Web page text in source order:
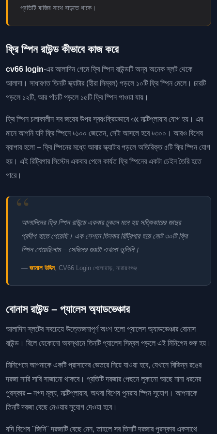
প্রতিটি বাজির সাথে বাড়তে থাকে।
ফ্রি স্পিন রাউন্ড কীভাবে কাজ করে
cv66 login-এর আলাদিন গেমে ফ্রি স্পিন রাউন্ডটি অন্য অনেক স্লট থেকে
আলাদা। সাধারণত তিনটি স্ক্যাটার (হীরা সিম্বল) পড়লে ১০টি ফ্রি স্পিন মেলে। চারটি
পড়লে ১২টি, আর পাঁচটি পড়লে ১৫টি ফ্রি স্পিন পাওয়া যায়।
ফ্রি স্পিন চলাকালীন সব জয়ের উপর স্বয়ংক্রিয়ভাবে ৩x মাল্টিপ্লায়ার যোগ হয়। এর
মানে আপনি যদি ফ্রি স্পিনে ৳১০০ জেতেন, সেটা আসলে হবে ৳৩০০। আরও বিশেষ
ব্যাপার হলো – ফ্রি স্পিনের মধ্যে আবার স্ক্যাটার পড়লে অতিরিক্ত ৫টি ফ্রি স্পিন যোগ
হয়। এই রিট্রিগার সিস্টেম একবার পেলে কার্যত ফ্রি স্পিনের একটা চেইন তৈরি হতে
পারে।
আলাদিনের ফ্রি স্পিন রাউন্ডে একবার ঢুকলে মনে হয় সত্যিকারের জাদুর
প্রদীপ হাতে পেয়েছি। এক সেশনে তিনবার রিট্রিগার হয়ে মোট ৩০টি ফ্রি
স্পিন পেয়েছিলাম – সেদিনের জয়টা এখনো ভুলিনি।
— জামাল উদ্দিন, CV66 Login খেলোয়াড়, নারায়ণগঞ্জ
বোনাস রাউন্ড – প্যালেস অ্যাডভেঞ্চার
আলাদিন স্লটের সবচেয়ে উত্তেজনাপূর্ণ অংশ হলো প্যালেস অ্যাডভেঞ্চার বোনাস
রাউন্ড। রিলে যেকোনো অবস্থানে তিনটি প্যালেস সিম্বল পড়লে এই মিনিগেম শুরু হয়।
মিনিগেমে আপনাকে একটি প্রাসাদের ভেতরে নিয়ে যাওয়া হবে, যেখানে বিভিন্ন রঙের
দরজা সারি সারি সাজানো থাকবে। প্রতিটি দরজার পেছনে লুকানো আছে নানা ধরনের
পুরস্কার – নগদ মূল্য, মাল্টিপ্লায়ার, অথবা বিশেষ পুনরায় স্পিন সুযোগ। আপনাকে
তিনটি দরজা বেছে নেওয়ার সুযোগ দেওয়া হবে।
যদি বিশেষ "জিনি" দরজাটি বেছে নেন, তাহলে সব তিনটি দরজার পুরস্কার একসাথে